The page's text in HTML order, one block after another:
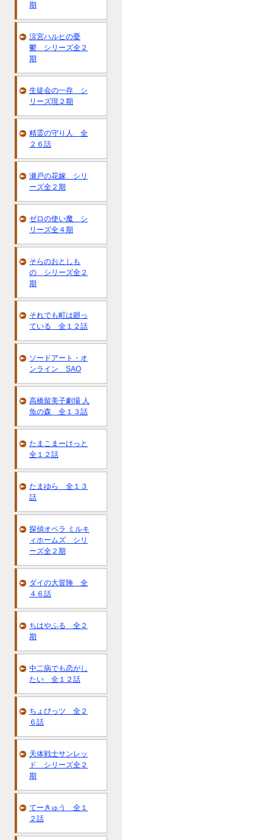
期
涼宮ハルヒの憂
鬱 シリーズ全２
期
生徒会の一存 シ
リーズ現２期
精霊の守り人 全
２６話
瀬戸の花嫁 シリ
ーズ全２期
ゼロの使い魔 シ
リーズ全４期
そらのおとしも
の シリーズ全２
期
それでも町は廻っ
ている 全１２話
ソードアート・オ
ンライン SAO
高橋留美子劇場 人
魚の森 全１３話
たまこまーけっと
全１２話
たまゆら 全１３
話
探偵オペラ ミルキ
ィホームズ シリ
ーズ全２期
ダイの大冒険 全
４６話
ちはやふる 全２
期
中二病でも恋がし
たい 全１２話
ちょびっツ 全２
６話
天体戦士サンレッ
ド シリーズ全２
期
てーきゅう 全１
２話